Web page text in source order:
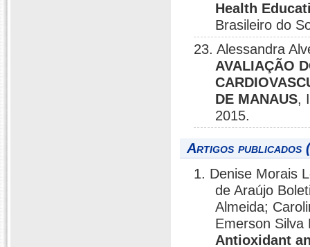
Health
Brasileiro do
23. Alessandra
AVALIAÇÃO
DE MANAUS,
2015.
Artigos publicados
1. Denise Morais
de Araújo
Almeida;
Emerson
Antioxidant